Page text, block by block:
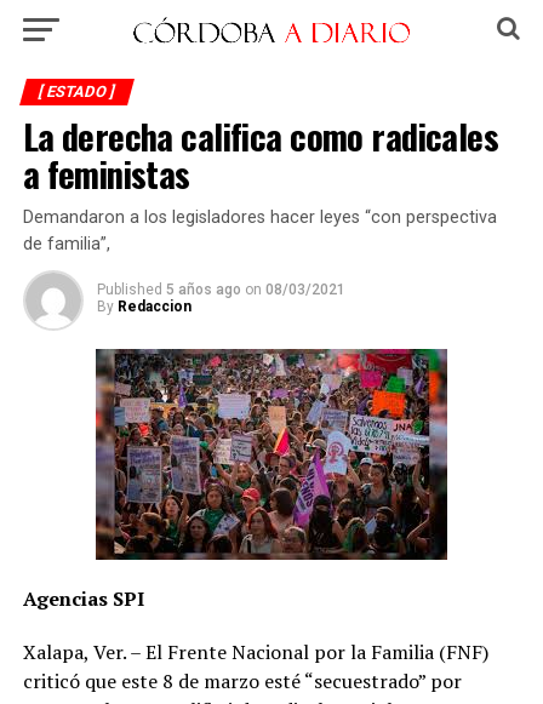
[ ESTADO ]
La derecha califica como radicales
a feministas
Demandaron a los legisladores hacer leyes “con perspectiva
de familia”,
Published 5 años ago on 08/03/2021
By Redaccion
Agencias SPI
Xalapa, Ver. – El Frente Nacional por la Familia (FNF)
criticó que este 8 de marzo esté “secuestrado” por